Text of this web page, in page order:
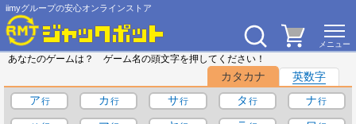
iimyグループの安心オンラインストア
あなたのゲームは？ ゲーム名の頭文字を押してください！
カタカナ
英数字
ア
カ サ タ
ナ